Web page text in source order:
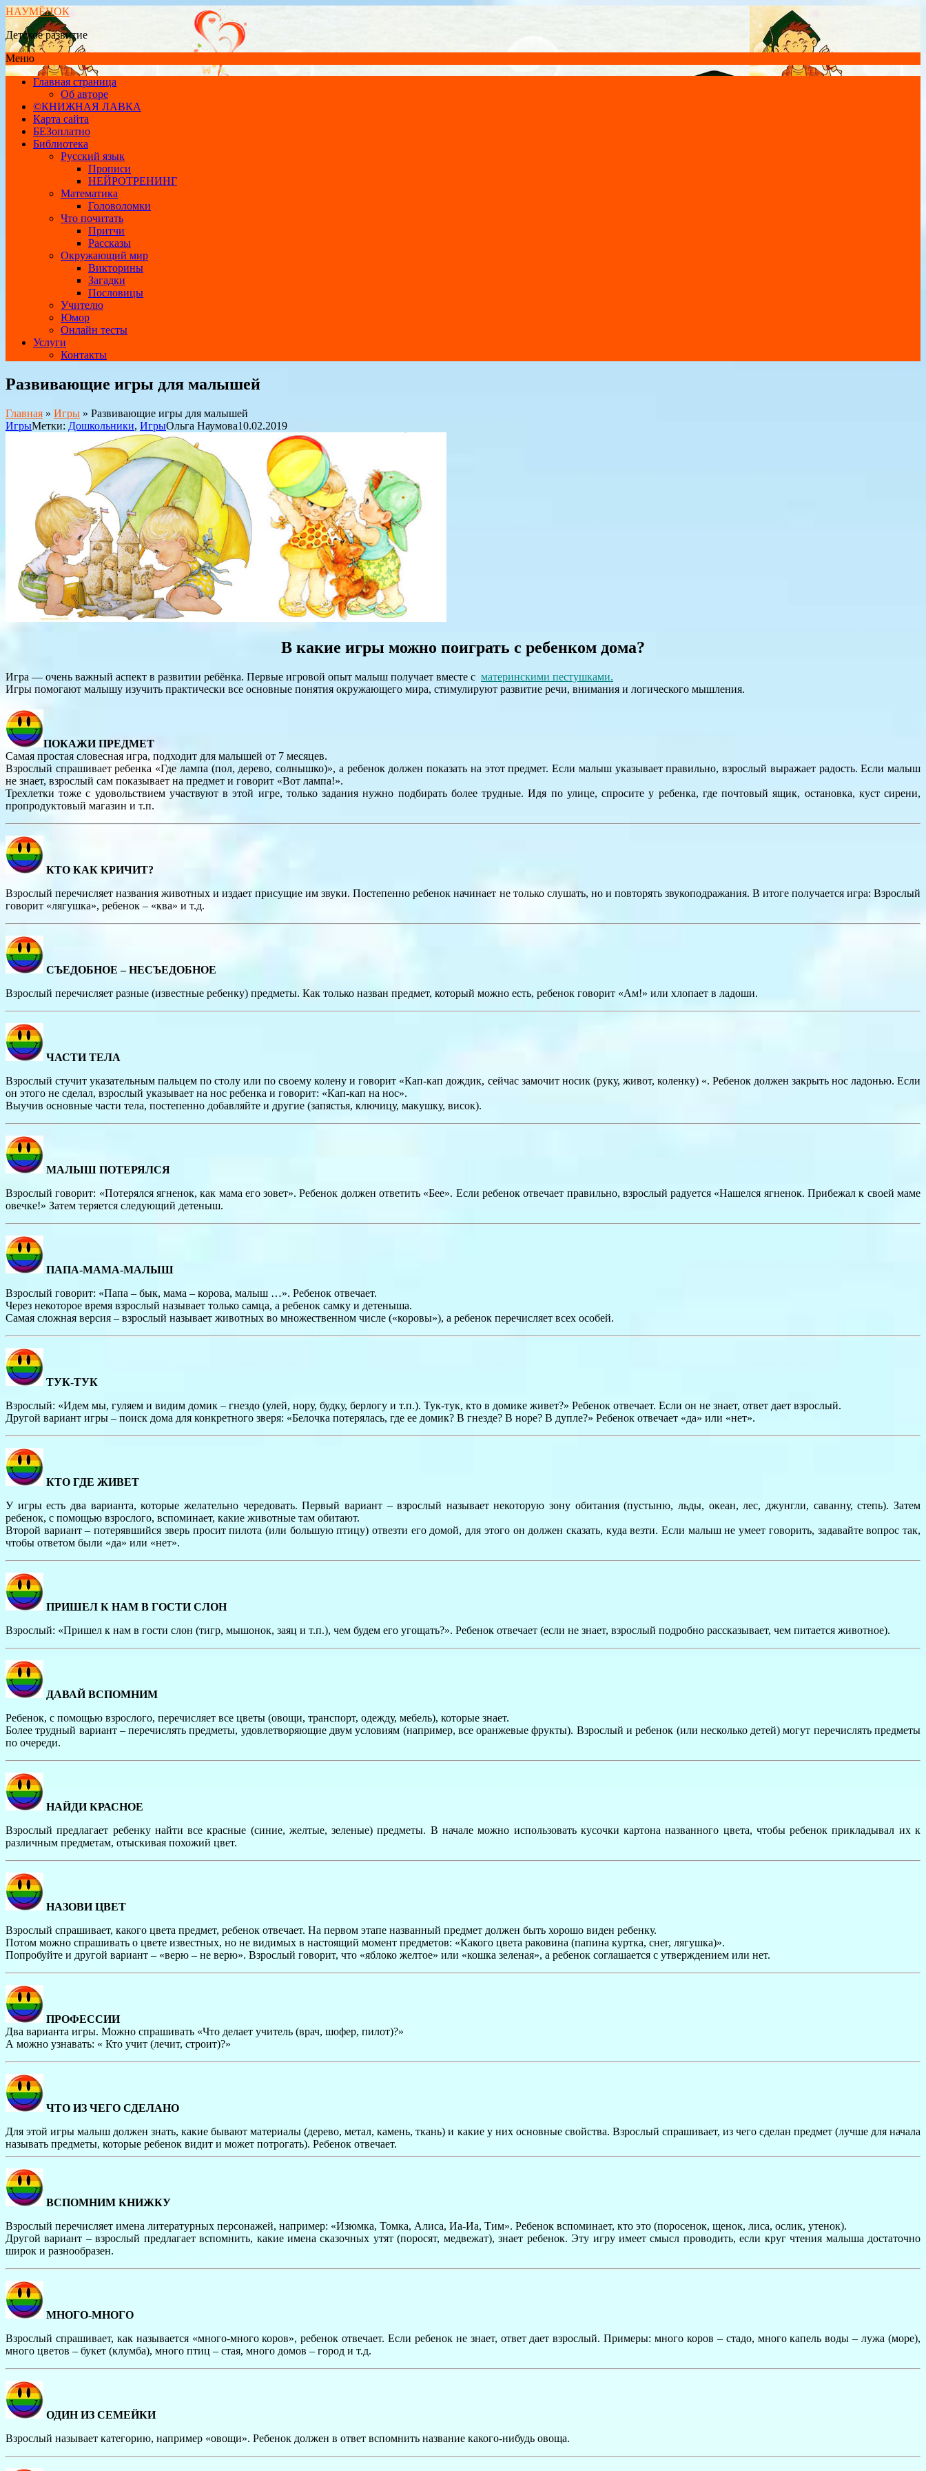
НАУМЁНОК
Детское развитие
Меню
Главная страница
Об авторе
©КНИЖНАЯ ЛАВКА
Карта сайта
БЕЗоплатно
Библиотека
Русский язык
Прописи
НЕЙРОТРЕНИНГ
Математика
Головоломки
Что почитать
Притчи
Рассказы
Окружающий мир
Викторины
Загадки
Пословицы
Учителю
Юмор
Онлайн тесты
Услуги
Контакты
Развивающие игры для малышей
Главная » Игры » Развивающие игры для малышей
ИгрыМетки: Дошкольники, ИгрыОльга Наумова10.02.2019
В какие игры можно поиграть с ребенком дома?
Игра — очень важный аспект в развитии ребёнка. Первые игровой опыт малыш получает вместе с материнскими пестушками.
Игры помогают малышу изучить практически все основные понятия окружающего мира, стимулируют развитие речи, внимания и логического мышления.
ПОКАЖИ ПРЕДМЕТ
Самая простая словесная игра, подходит для малышей от 7 месяцев.
Взрослый спрашивает ребенка «Где лампа (пол, дерево, солнышко)», а ребенок должен показать на этот предмет. Если малыш указывает правильно, взрослый выражает радость. Если малыш
не знает, взрослый сам показывает на предмет и говорит «Вот лампа!».
Трехлетки тоже с удовольствием участвуют в этой игре, только задания нужно подбирать более трудные. Идя по улице, спросите у ребенка, где почтовый ящик, остановка, куст сирени,
пpoпродуктовый магазин и т.п.
КТО КАК КРИЧИТ?
Взрослый перечисляет названия животных и издает присущие им звуки. Постепенно ребенок начинает не только слушать, но и повторять звукоподражания. В итоге получается игра: Взрослый
говорит «лягушка», ребенок – «ква» и т.д.
СЪЕДОБНОЕ – НЕСЪЕДОБНОЕ
Взрослый перечисляет разные (известные ребенку) предметы. Как только назван предмет, который можно есть, ребенок говорит «Ам!» или хлопает в ладоши.
ЧАСТИ ТЕЛА
Взрослый стучит указательным пальцем по столу или по своему колену и говорит «Кап-кап дождик, сейчас замочит носик (руку, живот, коленку) «. Ребенок должен закрыть нос ладонью. Если
он этого не сделал, взрослый указывает на нос ребенка и говорит: «Кап-кап на нос».
Выучив основные части тела, постепенно добавляйте и другие (запястья, ключицу, макушку, висок).
МАЛЫШ ПОТЕРЯЛСЯ
Взрослый говорит: «Потерялся ягненок, как мама его зовет». Ребенок должен ответить «Бее». Если ребенок отвечает правильно, взрослый радуется «Нашелся ягненок. Прибежал к своей маме
овечке!» Затем теряется следующий детеныш.
ПАПА-МАМА-МАЛЫШ
Взрослый говорит: «Папа – бык, мама – корова, малыш …». Ребенок отвечает.
Через некоторое время взрослый называет только самца, а ребенок самку и детеныша.
Самая сложная версия – взрослый называет животных во множественном числе («коровы»), а ребенок перечисляет всех особей.
ТУК-ТУК
Взрослый: «Идем мы, гуляем и видим домик – гнездо (улей, нору, будку, берлогу и т.п.). Тук-тук, кто в домике живет?» Ребенок отвечает. Если он не знает, ответ дает взрослый.
Другой вариант игры – поиск дома для конкретного зверя: «Белочка потерялась, где ее домик? В гнезде? В норе? В дупле?» Ребенок отвечает «да» или «нет».
КТО ГДЕ ЖИВЕТ
У игры есть два варианта, которые желательно чередовать. Первый вариант – взрослый называет некоторую зону обитания (пустыню, льды, океан, лес, джунгли, саванну, степь). Затем
ребенок, с помощью взрослого, вспоминает, какие животные там обитают.
Второй вариант – потерявшийся зверь просит пилота (или большую птицу) отвезти его домой, для этого он должен сказать, куда везти. Если малыш не умеет говорить, задавайте вопрос так,
чтобы ответом были «да» или «нет».
ПРИШЕЛ К НАМ В ГОСТИ СЛОН
Взрослый: «Пришел к нам в гости слон (тигр, мышонок, заяц и т.п.), чем будем его угощать?». Ребенок отвечает (если не знает, взрослый подробно рассказывает, чем питается животное).
ДАВАЙ ВСПОМНИМ
Ребенок, с помощью взрослого, перечисляет все цветы (овощи, транспорт, одежду, мебель), которые знает.
Более трудный вариант – перечислять предметы, удовлетворяющие двум условиям (например, все оранжевые фрукты). Взрослый и ребенок (или несколько детей) могут перечислять предметы
по очереди.
НАЙДИ КРАСНОЕ
Взрослый предлагает ребенку найти все красные (синие, желтые, зеленые) предметы. В начале можно использовать кусочки картона названного цвета, чтобы ребенок прикладывал их к
различным предметам, отыскивая похожий цвет.
НАЗОВИ ЦВЕТ
Взрослый спрашивает, какого цвета предмет, ребенок отвечает. На первом этапе названный предмет должен быть хорошо виден ребенку.
Потом можно спрашивать о цвете известных, но не видимых в настоящий момент предметов: «Какого цвета раковина (папина куртка, снег, лягушка)».
Попробуйте и другой вариант – «верю – не верю». Взрослый говорит, что «яблоко желтое» или «кошка зеленая», а ребенок соглашается с утверждением или нет.
ПРОФЕССИИ
Два варианта игры. Можно спрашивать «Что делает учитель (врач, шофер, пилот)?»
А можно узнавать: « Кто учит (лечит, строит)?»
ЧТО ИЗ ЧЕГО СДЕЛАНО
Для этой игры малыш должен знать, какие бывают материалы (дерево, метал, камень, ткань) и какие у них основные свойства. Взрослый спрашивает, из чего сделан предмет (лучше для начала
называть предметы, которые ребенок видит и может потрогать). Ребенок отвечает.
ВСПОМНИМ КНИЖКУ
Взрослый перечисляет имена литературных персонажей, например: «Изюмка, Томка, Алиса, Иа-Иа, Тим». Ребенок вспоминает, кто это (поросенок, щенок, лиса, ослик, утенок).
Другой вариант – взрослый предлагает вспомнить, какие имена сказочных утят (поросят, медвежат), знает ребенок. Эту игру имеет смысл проводить, если круг чтения малыша достаточно
широк и разнообразен.
МНОГО-МНОГО
Взрослый спрашивает, как называется «много-много коров», ребенок отвечает. Если ребенок не знает, ответ дает взрослый. Примеры: много коров – стадо, много капель воды – лужа (море),
много цветов – букет (клумба), много птиц – стая, много домов – город и т.д.
ОДИН ИЗ СЕМЕЙКИ
Взрослый называет категорию, например «овощи». Ребенок должен в ответ вспомнить название какого-нибудь овоща.